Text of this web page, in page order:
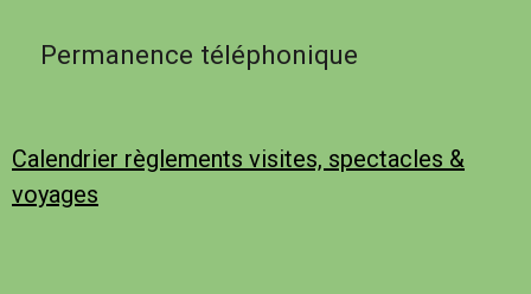
Permanence téléphonique
Calendrier règlements visites, spectacles &
voyages